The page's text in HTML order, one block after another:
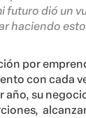
futuro dió un
haciendo
por
con cada
año, su